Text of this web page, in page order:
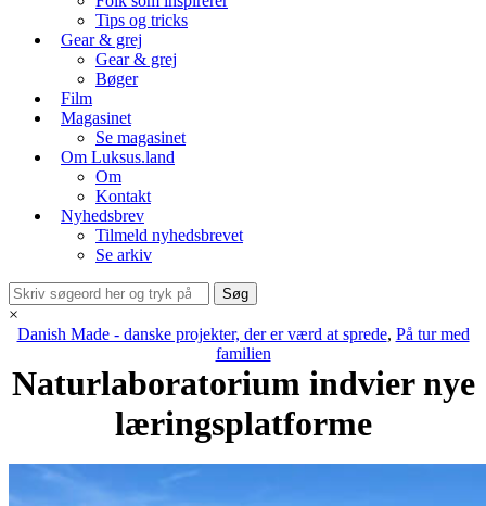
Tips og tricks
Gear & grej
Gear & grej
Bøger
Film
Magasinet
Se magasinet
Om Luksus.land
Om
Kontakt
Nyhedsbrev
Tilmeld nyhedsbrevet
Se arkiv
×
Danish Made - danske projekter, der er værd at sprede, På tur med
familien
Naturlaboratorium indvier nye
læringsplatforme